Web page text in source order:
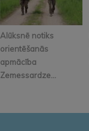
Alūksnē notiks
orientēšanās
apmācība
Zemessardze...